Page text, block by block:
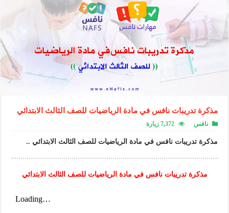
مذكرة تدريبات نافس في مادة الرياضيات للصف الثالث الابتدائي
نافس 7,372 زيارة
مذكرة تدريبات نافس في مادة الرياضيات للصف الثالث الابتدائي ..
مذكرة تدريبات نافس في مادة الرياضيات للصف الثالث الابتدائي